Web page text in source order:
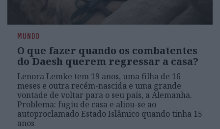
MUNDO
O que fazer quando os combatentes
do Daesh querem regressar a casa?
Lenora Lemke tem 19 anos, uma filha de 16
meses e outra recém-nascida e uma grande
vontade de voltar para o seu país, a Alemanha.
Problema: fugiu de casa e aliou-se ao
autoproclamado Estado Islâmico quando tinha 15
anos